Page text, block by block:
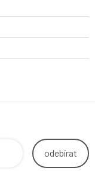
odebírat